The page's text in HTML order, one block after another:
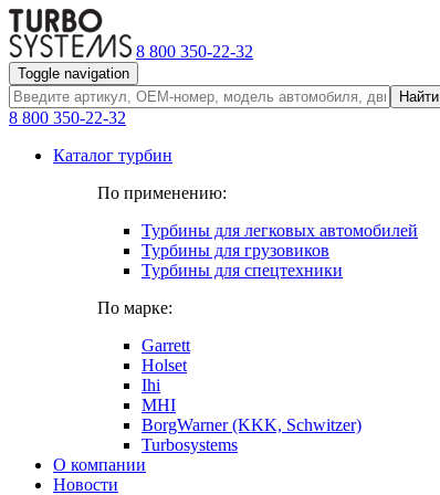
8 800 350-22-32
Toggle navigation
Найти
8 800 350-22-32
Каталог турбин
По применению:
Турбины для легковых автомобилей
Турбины для грузовиков
Турбины для спецтехники
По марке:
Garrett
Holset
Ihi
MHI
BorgWarner (KKK, Schwitzer)
Turbosystems
О компании
Новости